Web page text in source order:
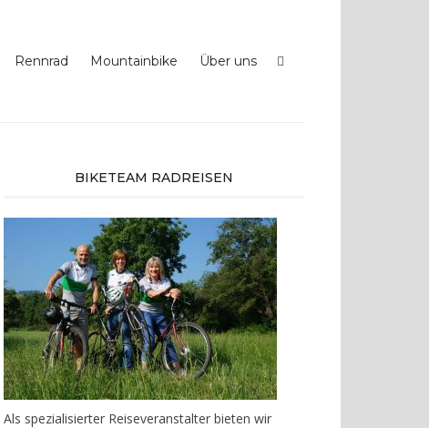
Rennrad Mountainbike Über uns
BIKETEAM RADREISEN
Als spezialisierter Reiseveranstalter bieten wir